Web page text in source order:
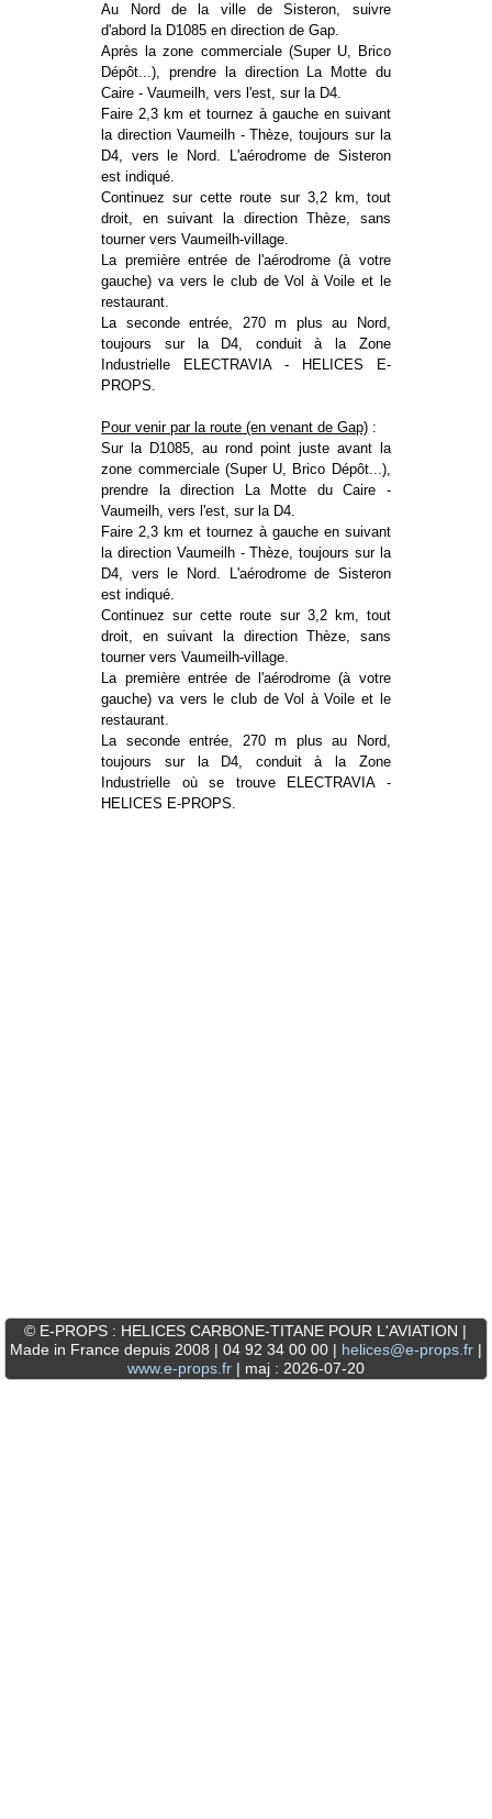
Au Nord de la ville de Sisteron, suivre
d'abord la D1085 en direction de Gap.
Après la zone commerciale (Super U, Brico
Dépôt...), prendre la direction La Motte du
Caire - Vaumeilh, vers l'est, sur la D4.
Faire 2,3 km et tournez à gauche en suivant
la direction Vaumeilh - Thèze, toujours sur la
D4, vers le Nord. L'aérodrome de Sisteron
est indiqué.
Continuez sur cette route sur 3,2 km, tout
droit, en suivant la direction Thèze, sans
tourner vers Vaumeilh-village.
La première entrée de l'aérodrome (à votre
gauche) va vers le club de Vol à Voile et le
restaurant.
La seconde entrée, 270 m plus au Nord,
toujours sur la D4, conduit à la Zone
Industrielle ELECTRAVIA - HELICES E-
PROPS.
Pour venir par la route (en venant de Gap) :
Sur la D1085, au rond point juste avant la
zone commerciale (Super U, Brico Dépôt...),
prendre la direction La Motte du Caire -
Vaumeilh, vers l'est, sur la D4.
Faire 2,3 km et tournez à gauche en suivant
la direction Vaumeilh - Thèze, toujours sur la
D4, vers le Nord. L'aérodrome de Sisteron
est indiqué.
Continuez sur cette route sur 3,2 km, tout
droit, en suivant la direction Thèze, sans
tourner vers Vaumeilh-village.
La première entrée de l'aérodrome (à votre
gauche) va vers le club de Vol à Voile et le
restaurant.
La seconde entrée, 270 m plus au Nord,
toujours sur la D4, conduit à la Zone
Industrielle où se trouve ELECTRAVIA -
HELICES E-PROPS.
© E-PROPS : HELICES CARBONE-TITANE POUR L'AVIATION |
Made in France depuis 2008 | 04 92 34 00 00 | helices@e-props.fr|
www.e-props.fr| maj : 2026-07-20